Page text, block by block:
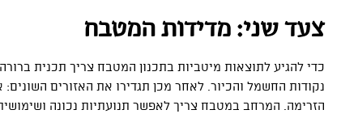
צעד שני: מדידות המטבח
כדי להגיע לתוצאות מיטביות בתכנון המטבח צריך תכנית
נקודות החשמל והכיור. לאחר מכן תגדירו את האזורים השונים:
הזרימה. המרחב במטבח צריך לאפשר תנועתיות נכונה